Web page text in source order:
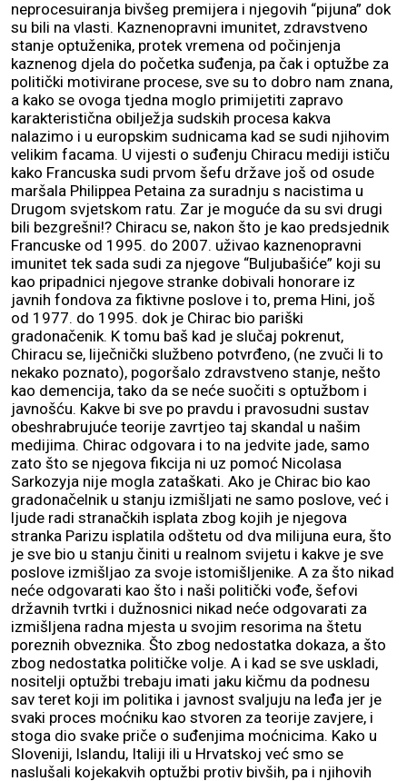
neprocesuiranja bivšeg premijera i njegovih “pijuna” dok
su bili na vlasti. Kaznenopravni imunitet, zdravstveno
stanje optuženika, protek vremena od počinjenja
kaznenog djela do početka suđenja, pa čak i optužbe za
politički motivirane procese, sve su to dobro nam znana,
a kako se ovoga tjedna moglo primijetiti zapravo
karakteristična obilježja sudskih procesa kakva
nalazimo i u europskim sudnicama kad se sudi njihovim
velikim facama. U vijesti o suđenju Chiracu mediji ističu
kako Francuska sudi prvom šefu države još od osude
maršala Philippea Petaina za suradnju s nacistima u
Drugom svjetskom ratu. Zar je moguće da su svi drugi
bili bezgrešni!? Chiracu se, nakon što je kao predsjednik
Francuske od 1995. do 2007. uživao kaznenopravni
imunitet tek sada sudi za njegove “Buljubašiće” koji su
kao pripadnici njegove stranke dobivali honorare iz
javnih fondova za fiktivne poslove i to, prema Hini, još
od 1977. do 1995. dok je Chirac bio pariški
gradonačenik. K tomu baš kad je slučaj pokrenut,
Chiracu se, liječnički službeno potvrđeno, (ne zvuči li to
nekako poznato), pogoršalo zdravstveno stanje, nešto
kao demencija, tako da se neće suočiti s optužbom i
javnošću. Kakve bi sve po pravdu i pravosudni sustav
obeshrabrujuće teorije zavrtjeo taj skandal u našim
medijima. Chirac odgovara i to na jedvite jade, samo
zato što se njegova fikcija ni uz pomoć Nicolasa
Sarkozyja nije mogla zataškati. Ako je Chirac bio kao
gradonačelnik u stanju izmišljati ne samo poslove, već i
ljude radi stranačkih isplata zbog kojih je njegova
stranka Parizu isplatila odštetu od dva milijuna eura, što
je sve bio u stanju činiti u realnom svijetu i kakve je sve
poslove izmišljao za svoje istomišljenike. A za što nikad
neće odgovarati kao što i naši politički vođe, šefovi
državnih tvrtki i dužnosnici nikad neće odgovarati za
izmišljena radna mjesta u svojim resorima na štetu
poreznih obveznika. Što zbog nedostatka dokaza, a što
zbog nedostatka političke volje. A i kad se sve uskladi,
nositelji optužbi trebaju imati jaku kičmu da podnesu
sav teret koji im politika i javnost svaljuju na leđa jer je
svaki proces moćniku kao stvoren za teorije zavjere, i
stoga dio svake priče o suđenjima moćnicima. Kako u
Sloveniji, Islandu, Italiji ili u Hrvatskoj već smo se
naslušali kojekakvih optužbi protiv bivših, pa i njihovih